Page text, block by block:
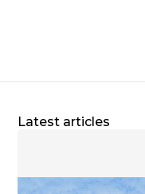
Latest articles